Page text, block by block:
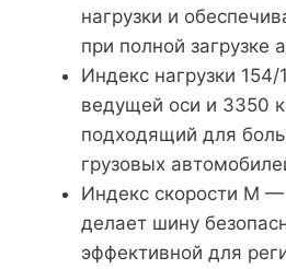
нагрузки и
при полной загрузке
Индекс нагрузки
ведущей оси и 3350
подходящий для
грузовых
Индекс скорости M
делает шину
эффективной для